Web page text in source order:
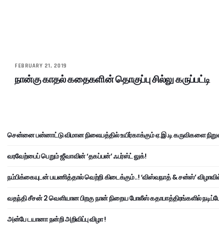
FEBRUARY 21, 2019
நான்கு காதல் கதைகளின் தொகுப்பு சில்லு கருப்பட்டி
சென்னை பன்னாட்டு விமான நிலையத்தில் உயிர்காக்கும் ஏ.இ.டி கருவிகளை
வரவேற்பைப் பெறும் ஜீவாவின் ‘தகப்பன்’ ஃபர்ஸ்ட் லுக்!
நம்பிக்கையுடன் பயணித்தால் வெற்றி கிடைக்கும்..! ‘விஸ்வநாத் & சன்ஸ்’
வதந்தி சீசன் 2 வெளியான பிறகு நான் நிறைய போலீஸ் கதாபாத்திரங்களில்
அன்பே டயானா நன்றி அறிவிப்பு விழா !